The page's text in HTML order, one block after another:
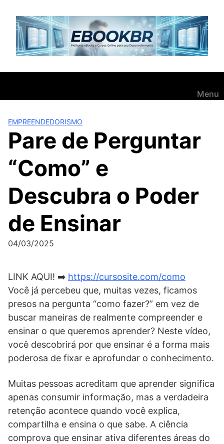
para
conteúdo
Menu
EMPREENDEDORISMO
Pare de Perguntar
“Como” e
Descubra o Poder
de Ensinar
04/03/2025
LINK AQUI! ➡️ https://cursosite.com/como
Você já percebeu que, muitas vezes, ficamos
presos na pergunta “como fazer?” em vez de
buscar maneiras de realmente compreender e
ensinar o que queremos aprender? Neste vídeo,
você descobrirá por que ensinar é a forma mais
poderosa de fixar e aprofundar o conhecimento.
Muitas pessoas acreditam que aprender significa
apenas consumir informação, mas a verdadeira
retenção acontece quando você explica,
compartilha e ensina o que sabe. A ciência
comprova que ensinar ativa diferentes áreas do